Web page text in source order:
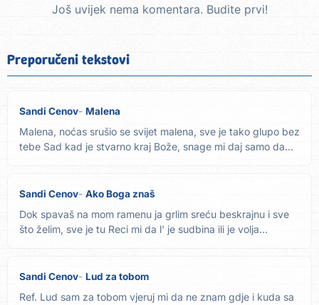
Još uvijek nema komentara. Budite prvi!
Preporučeni tekstovi
Sandi Cenov Malena
Malena, noćas srušio se svijet malena, sve je tako glupo bez
tebe Sad kad je stvarno kraj Bože, snage mi daj samo da...
Sandi Cenov Ako Boga znaš
Dok spavaš na mom ramenu ja grlim sreću beskrajnu i sve
što želim, sve je tu Reci mi da l' je sudbina ili je volja...
Sandi Cenov Lud za tobom
Ref. Lud sam za tobom vjeruj mi da ne znam gdje i kuda sa